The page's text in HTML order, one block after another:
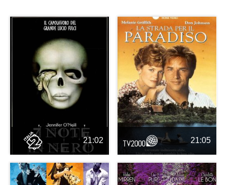
21:02 21:05